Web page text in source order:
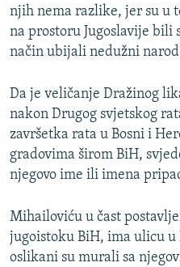
njih nema razlike, jer su u
na prostoru Jugoslavije
način ubijali nedužni
Da je veličanje Dražinog
nakon Drugog svjetskog
završetka rata u Bosni i
gradovima širom BiH,
njegovo ime ili imena
Mihailoviću u čast
jugoistoku BiH, ima ulicu u
oslikani su murali sa